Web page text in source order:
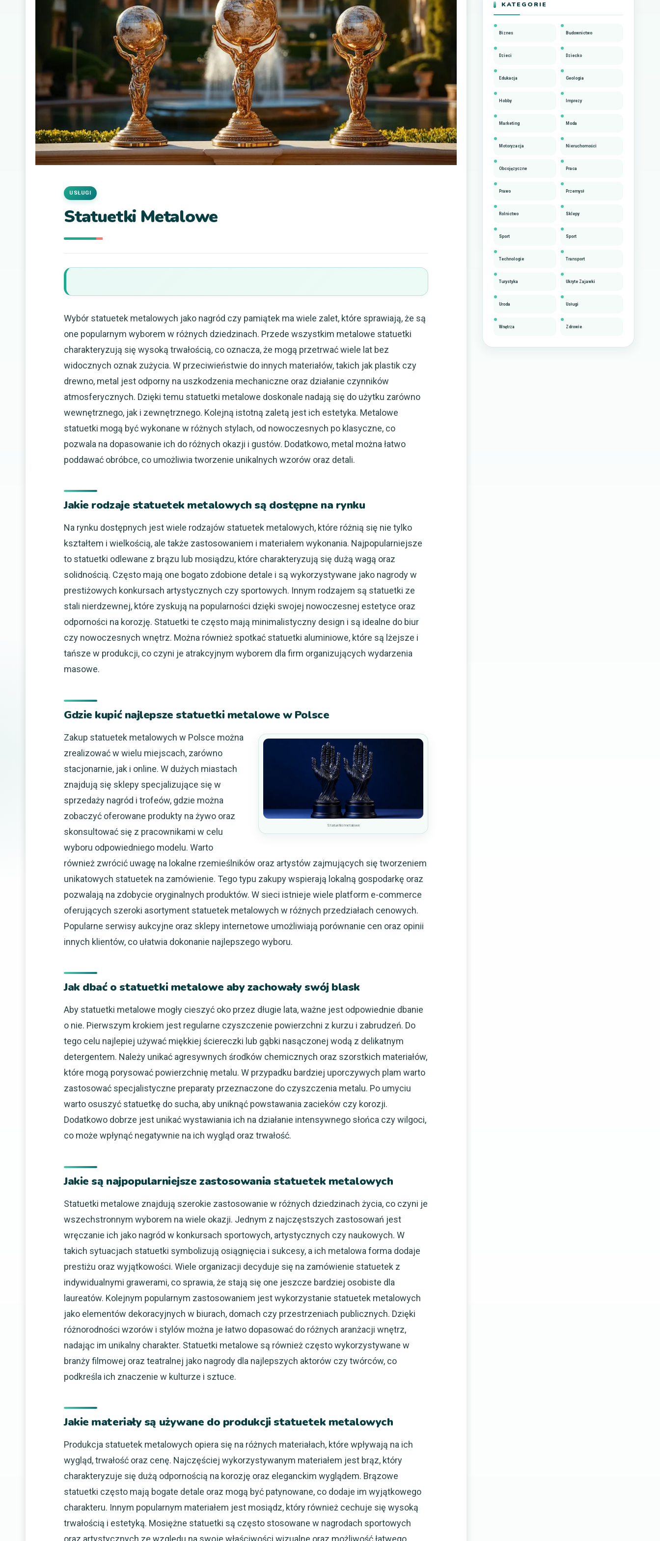
Statuetki Metalowe
USŁUGI
Wybór statuetek metalowych jako nagród czy pamiątek ma wiele zalet, które sprawiają, że są
one popularnym wyborem w różnych dziedzinach. Przede wszystkim metalowe statuetki
charakteryzują się wysoką trwałością, co oznacza, że mogą przetrwać wiele lat bez
widocznych oznak zużycia. W przeciwieństwie do innych materiałów, takich jak plastik czy
drewno, metal jest odporny na uszkodzenia mechaniczne oraz działanie czynników
atmosferycznych. Dzięki temu statuetki metalowe doskonale nadają się do użytku zarówno
wewnętrznego, jak i zewnętrznego. Kolejną istotną zaletą jest ich estetyka. Metalowe
statuetki mogą być wykonane w różnych stylach, od nowoczesnych po klasyczne, co
pozwala na dopasowanie ich do różnych okazji i gustów. Dodatkowo, metal można łatwo
poddawać obróbce, co umożliwia tworzenie unikalnych wzorów oraz detali.
Jakie rodzaje statuetek metalowych są dostępne na rynku
Na rynku dostępnych jest wiele rodzajów statuetek metalowych, które różnią się nie tylko
kształtem i wielkością, ale także zastosowaniem i materiałem wykonania. Najpopularniejsze
to statuetki odlewane z brązu lub mosiądzu, które charakteryzują się dużą wagą oraz
solidnością. Często mają one bogato zdobione detale i są wykorzystywane jako nagrody w
prestiżowych konkursach artystycznych czy sportowych. Innym rodzajem są statuetki ze
stali nierdzewnej, które zyskują na popularności dzięki swojej nowoczesnej estetyce oraz
odporności na korozję. Statuetki te często mają minimalistyczny design i są idealne do biur
czy nowoczesnych wnętrz. Można również spotkać statuetki aluminiowe, które są lżejsze i
tańsze w produkcji, co czyni je atrakcyjnym wyborem dla firm organizujących wydarzenia
masowe.
Gdzie kupić najlepsze statuetki metalowe w Polsce
Statuetki metalowe
Zakup statuetek metalowych w Polsce można
zrealizować w wielu miejscach, zarówno
stacjonarnie, jak i online. W dużych miastach
znajdują się sklepy specjalizujące się w
sprzedaży nagród i trofeów, gdzie można
zobaczyć oferowane produkty na żywo oraz
skonsultować się z pracownikami w celu
wyboru odpowiedniego modelu. Warto
również zwrócić uwagę na lokalne rzemieślników oraz artystów zajmujących się tworzeniem
unikatowych statuetek na zamówienie. Tego typu zakupy wspierają lokalną gospodarkę oraz
pozwalają na zdobycie oryginalnych produktów. W sieci istnieje wiele platform e-commerce
oferujących szeroki asortyment statuetek metalowych w różnych przedziałach cenowych.
Popularne serwisy aukcyjne oraz sklepy internetowe umożliwiają porównanie cen oraz opinii
innych klientów, co ułatwia dokonanie najlepszego wyboru.
Jak dbać o statuetki metalowe aby zachowały swój blask
Aby statuetki metalowe mogły cieszyć oko przez długie lata, ważne jest odpowiednie dbanie
o nie. Pierwszym krokiem jest regularne czyszczenie powierzchni z kurzu i zabrudzeń. Do
tego celu najlepiej używać miękkiej ściereczki lub gąbki nasączonej wodą z delikatnym
detergentem. Należy unikać agresywnych środków chemicznych oraz szorstkich materiałów,
które mogą porysować powierzchnię metalu. W przypadku bardziej uporczywych plam warto
zastosować specjalistyczne preparaty przeznaczone do czyszczenia metalu. Po umyciu
warto osuszyć statuetkę do sucha, aby uniknąć powstawania zacieków czy korozji.
Dodatkowo dobrze jest unikać wystawiania ich na działanie intensywnego słońca czy wilgoci,
co może wpłynąć negatywnie na ich wygląd oraz trwałość.
Jakie są najpopularniejsze zastosowania statuetek metalowych
Statuetki metalowe znajdują szerokie zastosowanie w różnych dziedzinach życia, co czyni je
wszechstronnym wyborem na wiele okazji. Jednym z najczęstszych zastosowań jest
wręczanie ich jako nagród w konkursach sportowych, artystycznych czy naukowych. W
takich sytuacjach statuetki symbolizują osiągnięcia i sukcesy, a ich metalowa forma dodaje
prestiżu oraz wyjątkowości. Wiele organizacji decyduje się na zamówienie statuetek z
indywidualnymi grawerami, co sprawia, że stają się one jeszcze bardziej osobiste dla
laureatów. Kolejnym popularnym zastosowaniem jest wykorzystanie statuetek metalowych
jako elementów dekoracyjnych w biurach, domach czy przestrzeniach publicznych. Dzięki
różnorodności wzorów i stylów można je łatwo dopasować do różnych aranżacji wnętrz,
nadając im unikalny charakter. Statuetki metalowe są również często wykorzystywane w
branży filmowej oraz teatralnej jako nagrody dla najlepszych aktorów czy twórców, co
podkreśla ich znaczenie w kulturze i sztuce.
Jakie materiały są używane do produkcji statuetek metalowych
Produkcja statuetek metalowych opiera się na różnych materiałach, które wpływają na ich
wygląd, trwałość oraz cenę. Najczęściej wykorzystywanym materiałem jest brąz, który
charakteryzuje się dużą odpornością na korozję oraz eleganckim wyglądem. Brązowe
statuetki często mają bogate detale oraz mogą być patynowane, co dodaje im wyjątkowego
charakteru. Innym popularnym materiałem jest mosiądz, który również cechuje się wysoką
trwałością i estetyką. Mosiężne statuetki są często stosowane w nagrodach sportowych
oraz artystycznych ze względu na swoje właściwości wizualne oraz możliwość łatwego
KATEGORIE
Biznes Budownictwo
Dzieci Dziecko
Edukacja Geologia
Hobby Imprezy
Marketing Moda
Motoryzacja Nieruchomości
Obcojęzyczne Praca
Prawo Przemysł
Rolnictwo Sklepy
Sport Sport
Technologie Transport
Turystyka Ukryte Zajawki
Uroda Usługi
Wnętrza Zdrowie